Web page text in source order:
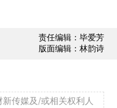
责任编辑：毕爱芳
版面编辑：林韵诗
传媒及/或相关权利人